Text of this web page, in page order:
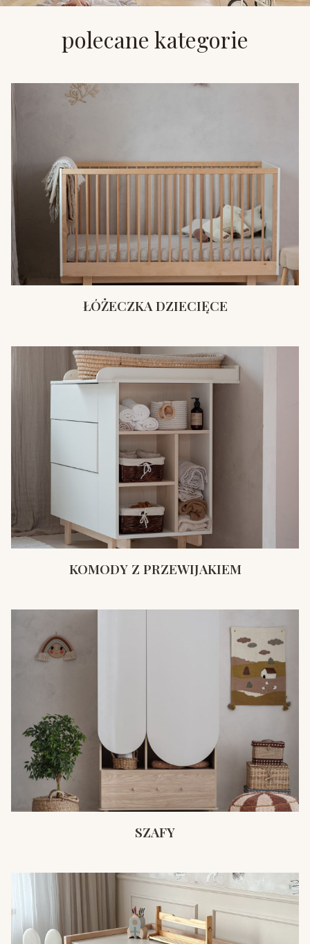
polecane kategorie
ŁÓŻECZKA DZIECIĘCE
KOMODY Z PRZEWIJAKIEM
SZAFY